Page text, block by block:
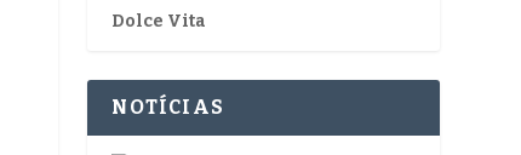
Dolce Vita
NOTÍCIAS